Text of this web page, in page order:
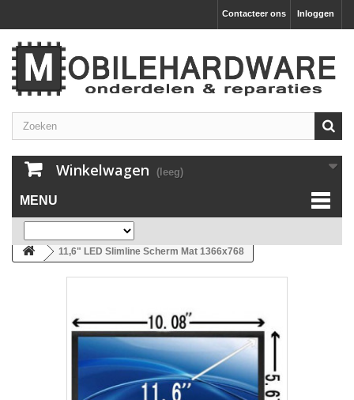
Inloggen
Contacteer ons
Winkelwagen (leeg)
MENU
11,6" LED Slimline Scherm Mat 1366x768